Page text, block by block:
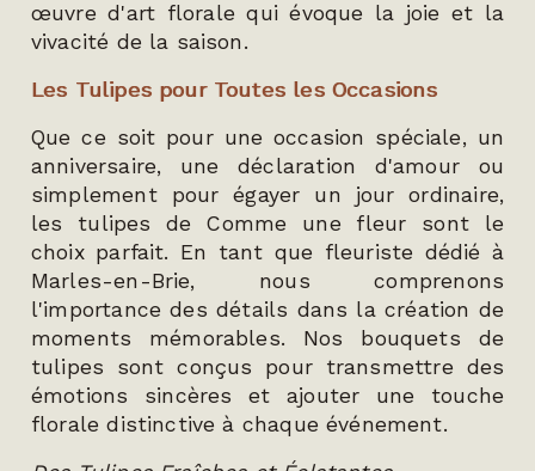
œuvre d'art florale qui évoque la joie et la
vivacité de la saison.
Les Tulipes pour Toutes les Occasions
Que ce soit pour une occasion spéciale, un
anniversaire, une déclaration d'amour ou
simplement pour égayer un jour ordinaire,
les tulipes de Comme une fleur sont le
choix parfait. En tant que fleuriste dédié à
Marles-en-Brie, nous comprenons
l'importance des détails dans la création de
moments mémorables. Nos bouquets de
tulipes sont conçus pour transmettre des
émotions sincères et ajouter une touche
florale distinctive à chaque événement.